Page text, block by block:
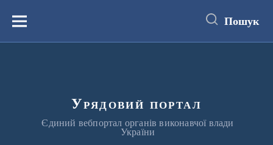
вмістуМеню Пошук
Урядовий портал
Єдиний вебпортал органів виконавчої влади
України